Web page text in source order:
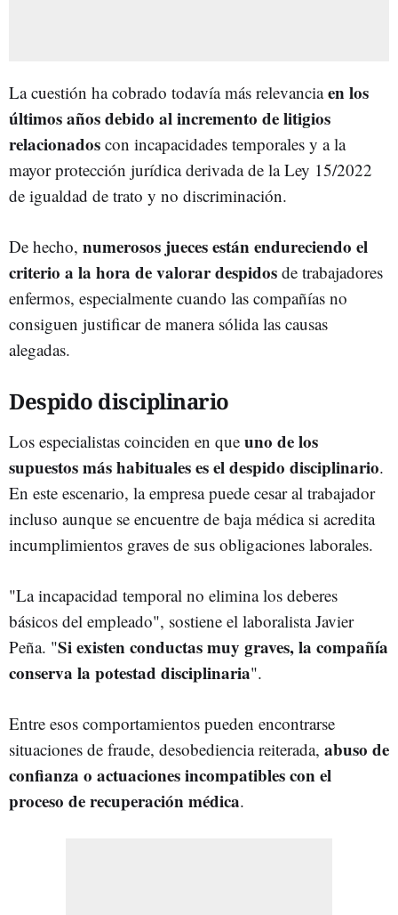
La cuestión ha cobrado todavía más relevanciaen los
últimos años debido al incremento de litigios
relacionados con incapacidades temporales y a la
mayor protección jurídica derivada de la Ley 15/2022
de igualdad de trato y no discriminación.
De hecho, numerosos jueces están endureciendo el
criterio a la hora de valorar despidos de trabajadores
enfermos, especialmente cuando las compañías no
consiguen justificar de manera sólida las causas
alegadas.
Despido disciplinario
Los especialistas coinciden en que uno de los
supuestos más habituales es el despido disciplinario.
En este escenario, la empresa puede cesar al trabajador
incluso aunque se encuentre de baja médica si acredita
incumplimientos graves de sus obligaciones laborales.
"La incapacidad temporal no elimina los deberes
básicos del empleado", sostiene el laboralista Javier
Peña. "Si existen conductas muy graves, la compañía
conserva la potestad disciplinaria".
Entre esos comportamientos pueden encontrarse
situaciones de fraude, desobediencia reiterada, abuso de
confianza o actuaciones incompatibles con el
proceso de recuperación médica.